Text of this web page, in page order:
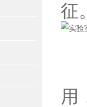
征
用